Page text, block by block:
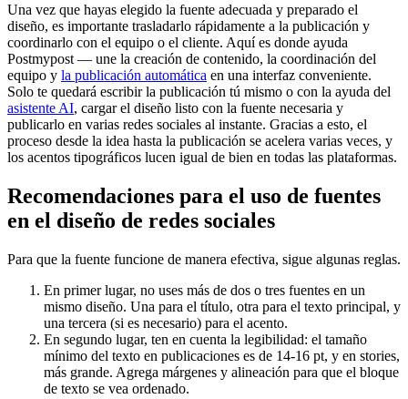
Una vez que hayas elegido la fuente adecuada y preparado el
diseño, es importante trasladarlo rápidamente a la publicación y
coordinarlo con el equipo o el cliente. Aquí es donde ayuda
Postmypost — une la creación de contenido, la coordinación del
equipo y la publicación automática en una interfaz conveniente.
Solo te quedará escribir la publicación tú mismo o con la ayuda del
asistente AI, cargar el diseño listo con la fuente necesaria y
publicarlo en varias redes sociales al instante. Gracias a esto, el
proceso desde la idea hasta la publicación se acelera varias veces, y
los acentos tipográficos lucen igual de bien en todas las plataformas.
Recomendaciones para el uso de fuentes
en el diseño de redes sociales
Para que la fuente funcione de manera efectiva, sigue algunas reglas.
En primer lugar, no uses más de dos o tres fuentes en un
mismo diseño. Una para el título, otra para el texto principal, y
una tercera (si es necesario) para el acento.
En segundo lugar, ten en cuenta la legibilidad: el tamaño
mínimo del texto en publicaciones es de 14-16 pt, y en stories,
más grande. Agrega márgenes y alineación para que el bloque
de texto se vea ordenado.